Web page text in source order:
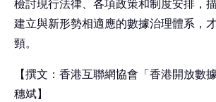
檢討現行法律、各項政策和制度安排，
建立與新形勢相適應的數據治理體系，
頸。
【撰文：香港互聯網協會「香港開放數
穗斌】